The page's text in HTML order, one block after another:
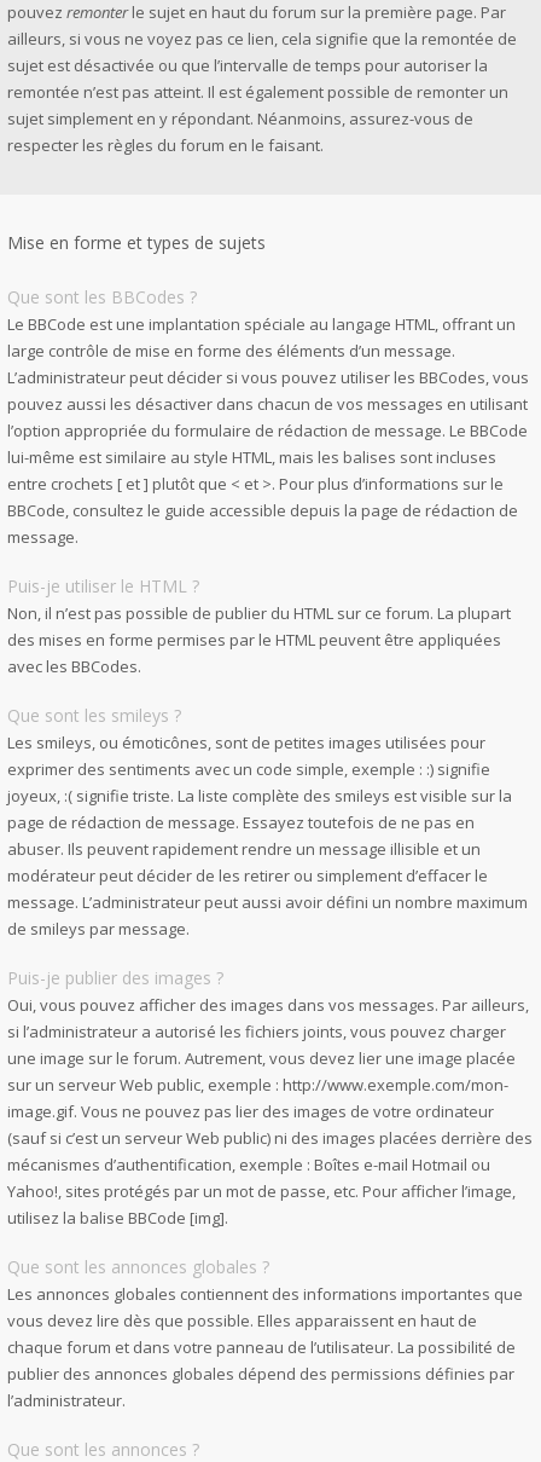
pouvez remonterle sujet en haut du forum sur la première page. Par
ailleurs, si vous ne voyez pas ce lien, cela signifie que la remontée de
sujet est désactivée ou que l’intervalle de temps pour autoriser la
remontée n’est pas atteint. Il est également possible de remonter un
sujet simplement en y répondant. Néanmoins, assurez-vous de
respecter les règles du forum en le faisant.
Mise en forme et types de sujets
Que sont les BBCodes ?
Le BBCode est une implantation spéciale au langage HTML, offrant un
large contrôle de mise en forme des éléments d’un message.
L’administrateur peut décider si vous pouvez utiliser les BBCodes, vous
pouvez aussi les désactiver dans chacun de vos messages en utilisant
l’option appropriée du formulaire de rédaction de message. Le BBCode
lui-même est similaire au style HTML, mais les balises sont incluses
entre crochets [ et ] plutôt que < et >. Pour plus d’informations sur le
BBCode, consultez le guide accessible depuis la page de rédaction de
message.
Puis-je utiliser le HTML ?
Non, il n’est pas possible de publier du HTML sur ce forum. La plupart
des mises en forme permises par le HTML peuvent être appliquées
avec les BBCodes.
Que sont les smileys ?
Les smileys, ou émoticônes, sont de petites images utilisées pour
exprimer des sentiments avec un code simple, exemple : :) signifie
joyeux, :( signifie triste. La liste complète des smileys est visible sur la
page de rédaction de message. Essayez toutefois de ne pas en
abuser. Ils peuvent rapidement rendre un message illisible et un
modérateur peut décider de les retirer ou simplement d’effacer le
message. L’administrateur peut aussi avoir défini un nombre maximum
de smileys par message.
Puis-je publier des images ?
Oui, vous pouvez afficher des images dans vos messages. Par ailleurs,
si l’administrateur a autorisé les fichiers joints, vous pouvez charger
une image sur le forum. Autrement, vous devez lier une image placée
sur un serveur Web public, exemple : http://www.exemple.com/mon-
image.gif. Vous ne pouvez pas lier des images de votre ordinateur
(sauf si c’est un serveur Web public) ni des images placées derrière des
mécanismes d’authentification, exemple : Boîtes e-mail Hotmail ou
Yahoo!, sites protégés par un mot de passe, etc. Pour afficher l’image,
utilisez la balise BBCode [img].
Que sont les annonces globales ?
Les annonces globales contiennent des informations importantes que
vous devez lire dès que possible. Elles apparaissent en haut de
chaque forum et dans votre panneau de l’utilisateur. La possibilité de
publier des annonces globales dépend des permissions définies par
l’administrateur.
Que sont les annonces ?